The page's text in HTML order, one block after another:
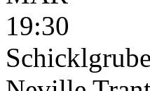
19:30